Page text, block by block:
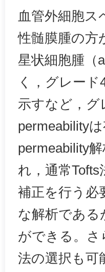
血管外細胞ス
性髄膜腫の方
星状細胞腫（
く，グレー
示すなど，グ
permeabilityは
permeability
れ，通常
補正を行う必
な解析である
ができる。さ
法の選択も可